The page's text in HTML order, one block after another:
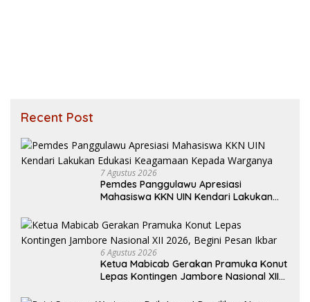
Recent Post
7 Agustus 2026
Pemdes Panggulawu Apresiasi
Mahasiswa KKN UIN Kendari Lakukan
6 Agustus 2026
Ketua Mabicab Gerakan Pramuka Konut
Lepas Kontingen Jambore Nasional XII